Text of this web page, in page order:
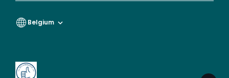
Belgium